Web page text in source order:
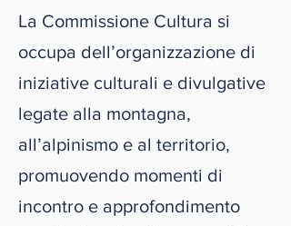
La Commissione Cultura si
occupa dell’organizzazione di
iniziative culturali e divulgative
legate alla montagna,
all’alpinismo e al territorio,
promuovendo momenti di
incontro e approfondimento